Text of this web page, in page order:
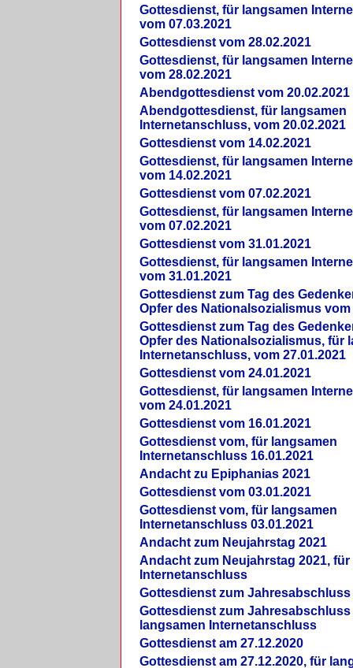
Gottesdienst, für langsamen
vom 07.03.2021
Gottesdienst vom 28.02.2021
Gottesdienst, für langsamen
vom 28.02.2021
Abendgottesdienst vom 20.02.2021
Abendgottesdienst, für langsamen
Internetanschluss, vom 20.02.2021
Gottesdienst vom 14.02.2021
Gottesdienst, für langsamen
vom 14.02.2021
Gottesdienst vom 07.02.2021
Gottesdienst, für langsamen
vom 07.02.2021
Gottesdienst vom 31.01.2021
Gottesdienst, für langsamen
vom 31.01.2021
Gottesdienst zum Tag des
Opfer des Nationalsozialismus vom
Gottesdienst zum Tag des
Opfer des Nationalsozialismus, für
Internetanschluss, vom 27.01.2021
Gottesdienst vom 24.01.2021
Gottesdienst, für langsamen
vom 24.01.2021
Gottesdienst vom 16.01.2021
Gottesdienst vom, für langsamen
Internetanschluss 16.01.2021
Andacht zu Epiphanias 2021
Gottesdienst vom 03.01.2021
Gottesdienst vom, für langsamen
Internetanschluss 03.01.2021
Andacht zum Neujahrstag 2021
Andacht zum Neujahrstag 2021,
Internetanschluss
Gottesdienst zum Jahresabschluss
Gottesdienst zum Jahresabschluss
langsamen Internetanschluss
Gottesdienst am 27.12.2020
Gottesdienst am 27.12.2020, für